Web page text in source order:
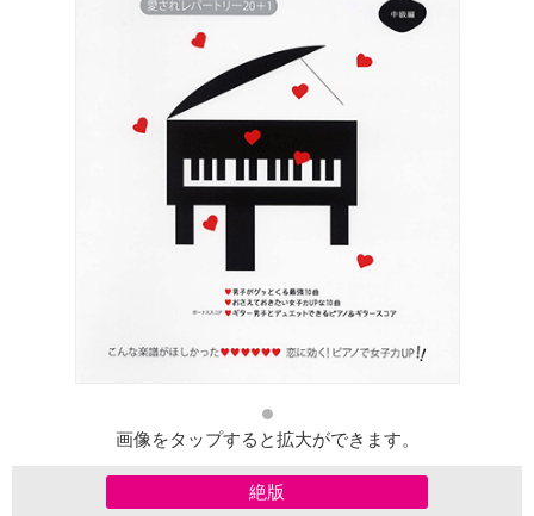
画像をタップすると拡大ができます。
絶版